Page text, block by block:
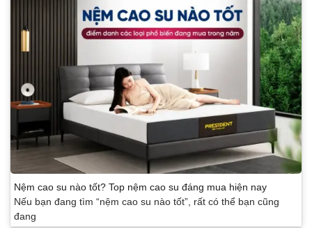
Nệm cao su nào tốt? Top nệm cao su đáng mua hiện nay
Nếu bạn đang tìm “nệm cao su nào tốt”, rất có thể bạn cũng
đang